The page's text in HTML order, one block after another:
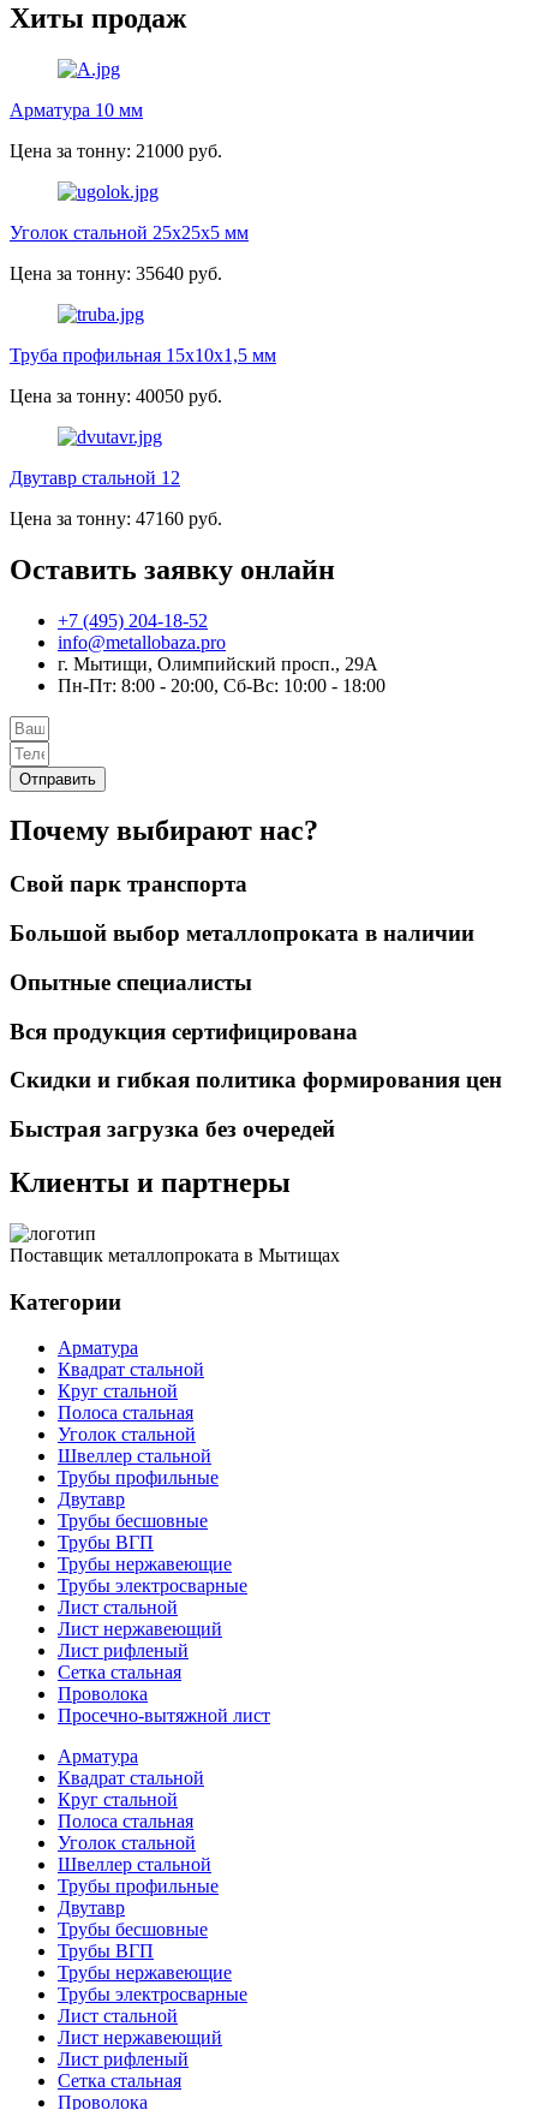
Хиты продаж
Арматура 10 мм
Цена за тонну: 21000 руб.
Уголок стальной 25х25х5 мм
Цена за тонну: 35640 руб.
Труба профильная 15х10х1,5 мм
Цена за тонну: 40050 руб.
Двутавр стальной 12
Цена за тонну: 47160 руб.
Оставить заявку онлайн
+7 (495) 204-18-52
info@metallobaza.pro
г. Мытищи, Олимпийский просп., 29А
Пн-Пт: 8:00 - 20:00, Сб-Вс: 10:00 - 18:00
Отправить
Почему выбирают нас?
Свой парк транспорта
Большой выбор металлопроката в наличии
Опытные специалисты
Вся продукция сертифицирована
Скидки и гибкая политика формирования цен
Быстрая загрузка без очередей
Клиенты и партнеры
Поставщик металлопроката в Мытищах
Категории
Арматура
Квадрат стальной
Круг стальной
Полоса стальная
Уголок стальной
Швеллер стальной
Трубы профильные
Двутавр
Трубы бесшовные
Трубы ВГП
Трубы нержавеющие
Трубы электросварные
Лист стальной
Лист нержавеющий
Лист рифленый
Сетка стальная
Проволока
Просечно-вытяжной лист
Арматура
Квадрат стальной
Круг стальной
Полоса стальная
Уголок стальной
Швеллер стальной
Трубы профильные
Двутавр
Трубы бесшовные
Трубы ВГП
Трубы нержавеющие
Трубы электросварные
Лист стальной
Лист нержавеющий
Лист рифленый
Сетка стальная
Проволока